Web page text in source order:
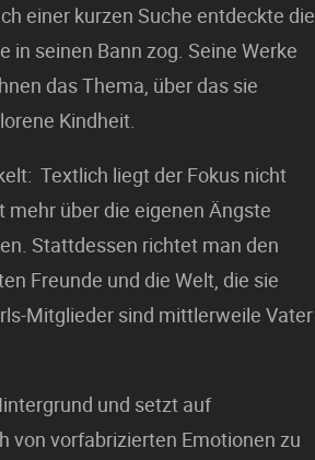
einer kurzen Suche entdeckte die
in seinen Bann zog. Seine Werke
das Thema, über das sie
Kindheit.
Textlich liegt der Fokus nicht
über die eigenen Ängste
Stattdessen richtet man den
Freunde und die Welt, die sie
Mitglieder sind mittlerweile Vater
und setzt auf
von vorfabrizierten Emotionen zu